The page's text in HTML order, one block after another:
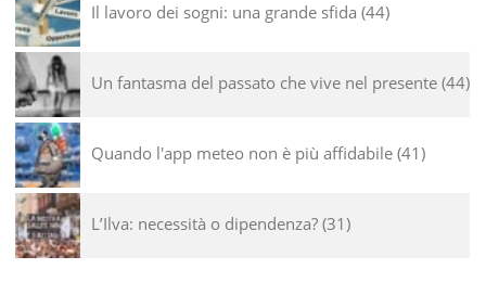
Il lavoro dei sogni: una grande sfida 44
Un fantasma del passato che vive nel presente 44
Quando l'app meteo non è più affidabile 41
L’Ilva: necessità o dipendenza? 31